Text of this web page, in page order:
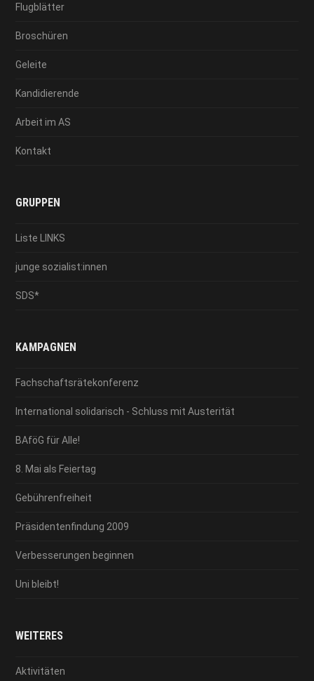
Flugblätter
Broschüren
Geleite
Kandidierende
Arbeit im AS
Kontakt
GRUPPEN
Liste LINKS
junge sozialist:innen
SDS*
KAMPAGNEN
Fachschaftsrätekonferenz
International solidarisch - Schluss mit Austerität
BAföG für Alle!
8. Mai als Feiertag
Gebührenfreiheit
Präsidentenfindung 2009
Verbesserungen beginnen
Uni bleibt!
WEITERES
Aktivitäten